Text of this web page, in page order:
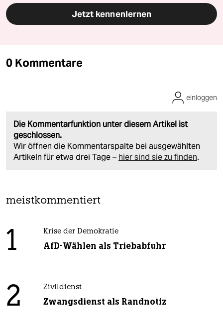
Jetzt kennenlernen
0 Kommentare
Die Kommentarfunktion unter diesem Artikel ist
geschlossen.
Wir öffnen die Kommentarspalte bei ausgewählten
Artikeln für etwa drei Tage – hier sind sie zu finden.
einloggen
meistkommentiert
1 Krise der Demokratie
AfD-Wählen als Triebabfuhr
2 Zivildienst
Zwangsdienst als Randnotiz